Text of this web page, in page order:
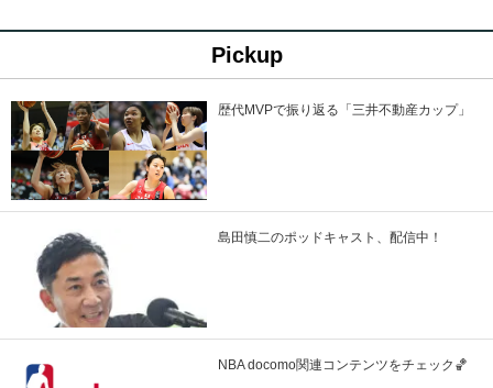
Pickup
歴代MVPで振り返る「三井不動産カップ」
島田慎二のポッドキャスト、配信中！
NBA docomo関連コンテンツをチェック🏀